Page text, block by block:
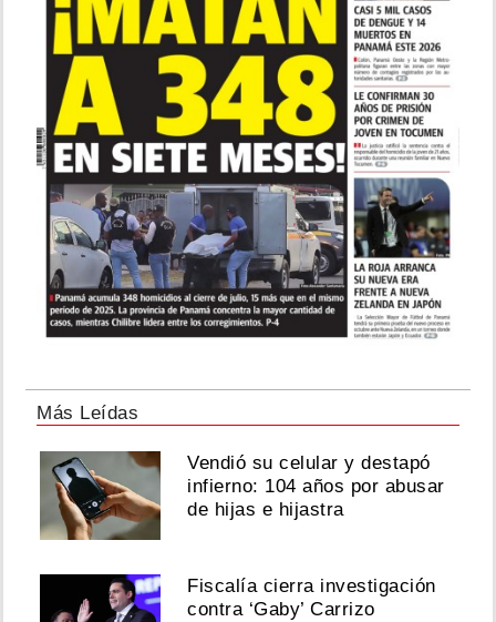
Más Leídas
Vendió su celular y destapó
infierno: 104 años por abusar
de hijas e hijastra
Fiscalía cierra investigación
contra ‘Gaby’ Carrizo